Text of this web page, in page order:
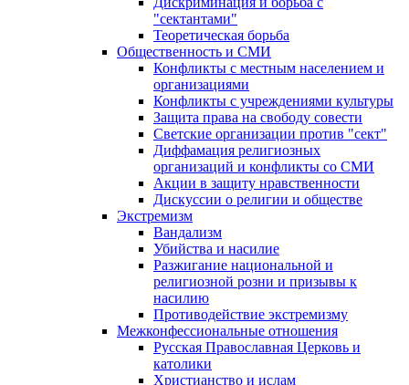
"сектантами"
Теоретическая борьба
Общественность и СМИ
Конфликты с местным населением и
организациями
Конфликты с учреждениями культуры
Защита права на свободу совести
Светские организации против "сект"
Диффамация религиозных
организаций и конфликты со СМИ
Акции в защиту нравственности
Дискуссии о религии и обществе
Экстремизм
Вандализм
Убийства и насилие
Разжигание национальной и
религиозной розни и призывы к
насилию
Противодействие экстремизму
Межконфессиональные отношения
Русская Православная Церковь и
католики
Христианство и ислам